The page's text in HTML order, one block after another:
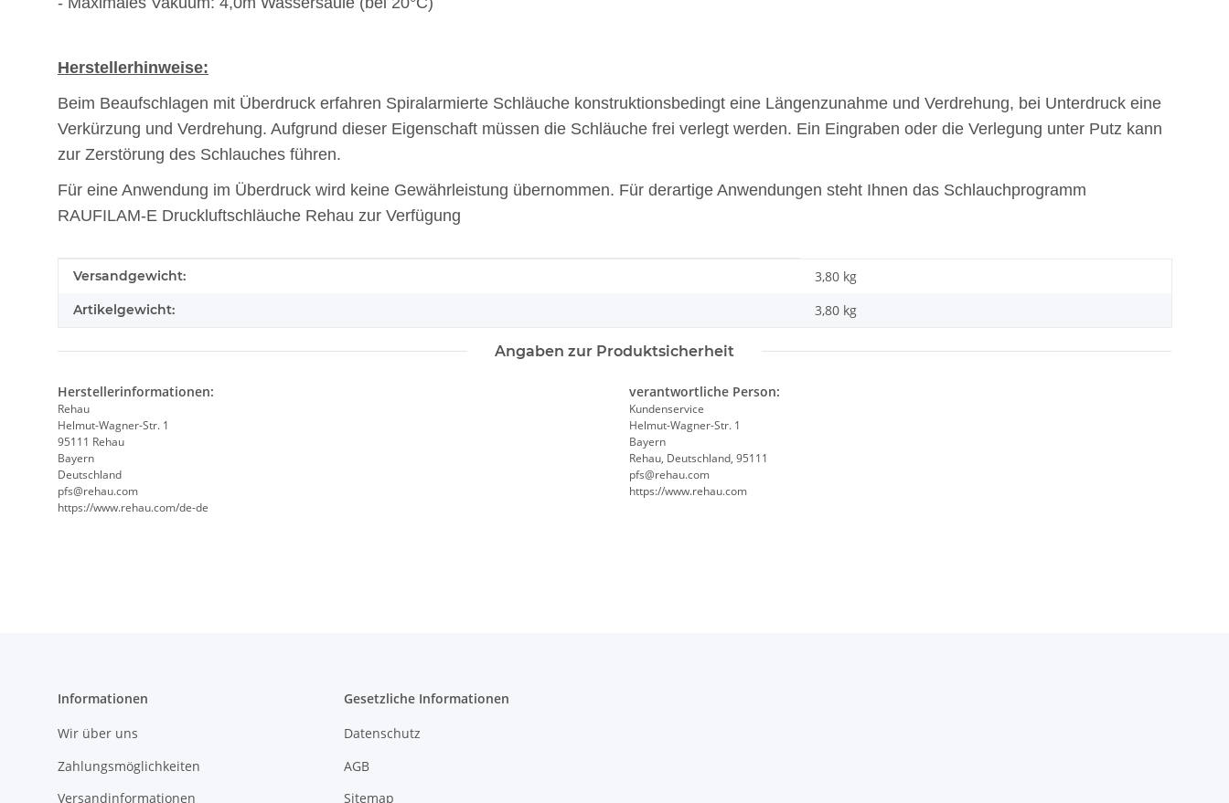
Herstellerhinweise:
Beim Beaufschlagen mit Überdruck erfahren Spiralarmierte Schläuche konstruktionsbedingt eine Längenzunahme und Verdrehung, bei Unterdruck eine
Verkürzung und Verdrehung. Aufgrund dieser Eigenschaft müssen die Schläuche frei verlegt werden. Ein Eingraben oder die Verlegung unter Putz kann
zur Zerstörung des Schlauches führen.
Für eine Anwendung im Überdruck wird keine Gewährleistung übernommen. Für derartige Anwendungen steht Ihnen das Schlauchprogramm
RAUFILAM-E Druckluftschläuche Rehau zur Verfügung
Produkteigenschaft
Wert
Versandgewicht: 3,80 kg
Artikelgewicht: 3,80 kg
Angaben zur Produktsicherheit
Herstellerinformationen:
Rehau
Helmut-Wagner-Str. 1
95111 Rehau
Bayern
Deutschland
pfs@rehau.com
https://www.rehau.com/de-de
verantwortliche Person:
Kundenservice
Helmut-Wagner-Str. 1
Bayern
Rehau, Deutschland, 95111
pfs@rehau.com
https://www.rehau.com
Informationen
Wir über uns
Zahlungsmöglichkeiten
Versandinformationen
Gesetzliche Informationen
Datenschutz
AGB
Sitemap